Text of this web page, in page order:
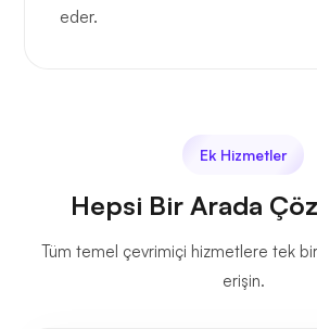
eder.
Ek Hizmetler
Hepsi Bir Arada
Tüm temel çevrimiçi hizmetlere tek
erişin.